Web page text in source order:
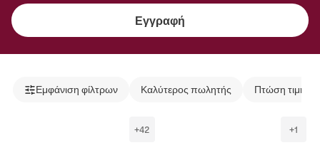
Εγγραφή
Εμφάνιση φίλτρων Καλύτερος πωλητής Πτώση τιμής
+42 +1